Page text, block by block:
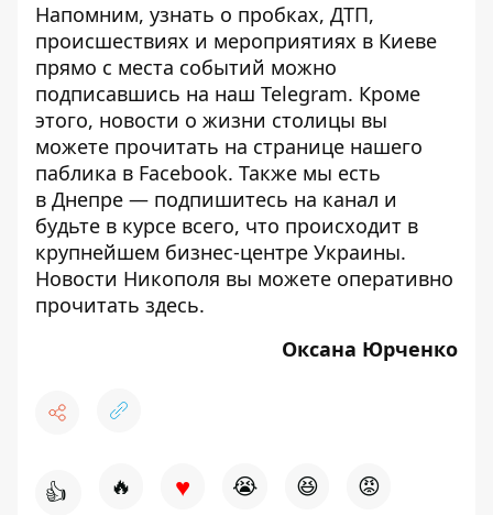
Напомним, узнать о пробках, ДТП,
происшествиях и мероприятиях в Киеве
прямо с места событий можно
подписавшись на наш Telegram. Кроме
этого, новости о жизни столицы вы
можете прочитать на странице нашего
паблика в Facebook. Также мы есть
в Днепре — подпишитесь на канал и
будьте в курсе всего, что происходит в
крупнейшем бизнес-центре Украины.
Новости Никополя вы можете оперативно
прочитать здесь.
Оксана Юрченко
👍 🔥 ♥ 😭 😆 😡